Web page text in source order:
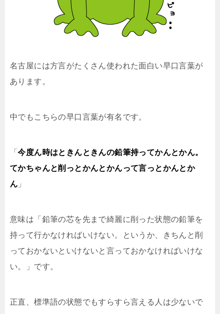
名古屋には方言がたくさん使われた面白い早口言葉が
あります。
中でもこちらの早口言葉が有名です。
「今度ん時はときんときんの鉛筆持ってかんとかん。
てかちゃんと削っとかんとかんって言っとかんとか
ん 」
意味は「鉛筆の芯を先まで綺麗に削った状態の鉛筆を
持って行かなければいけない。というか、きちんと削
っておかないといけないと言っておかなければいけな
い。」です。
正直、標準語の状態でもすらすら言える人は少ないで